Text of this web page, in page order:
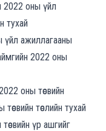
2022 оны үйл
тухай
үйл ажиллагааны
2022 оны
оны төсвийн
төслийн тухай
үр ашгийг